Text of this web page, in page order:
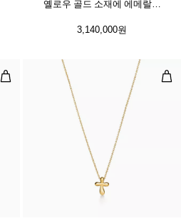
옐로우 골드 소재에 에메랄드
3,140,000원
크로스 펜던트 크